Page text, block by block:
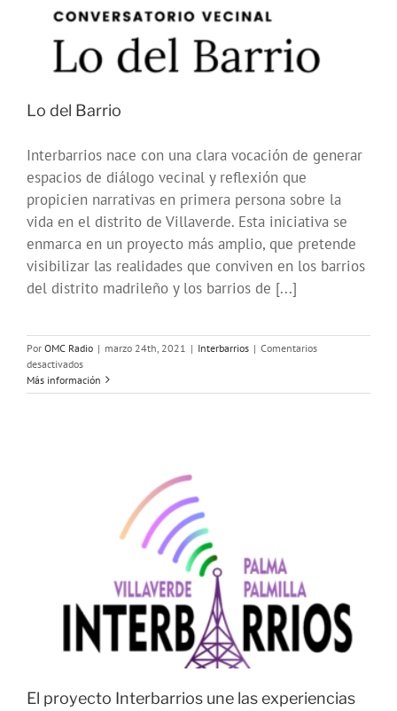
Lo del Barrio
Interbarrios nace con una clara vocación de generar
espacios de diálogo vecinal y reflexión que
propicien narrativas en primera persona sobre la
vida en el distrito de Villaverde. Esta iniciativa se
enmarca en un proyecto más amplio, que pretende
visibilizar las realidades que conviven en los barrios
del distrito madrileño y los barrios de [...]
Por OMC Radio | marzo 24th, 2021 | Interbarrios | Comentarios
desactivadosen
Lo
del
Más información
El proyecto Interbarrios une las experiencias